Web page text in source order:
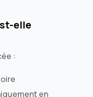
elle
:
en